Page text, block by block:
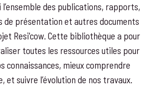
des publications, rapports,
de présentation et autres documents
Resi'cow. Cette bibliothèque a pour
toutes les ressources utiles pour
connaissances, mieux comprendre
et suivre l’évolution de nos travaux.